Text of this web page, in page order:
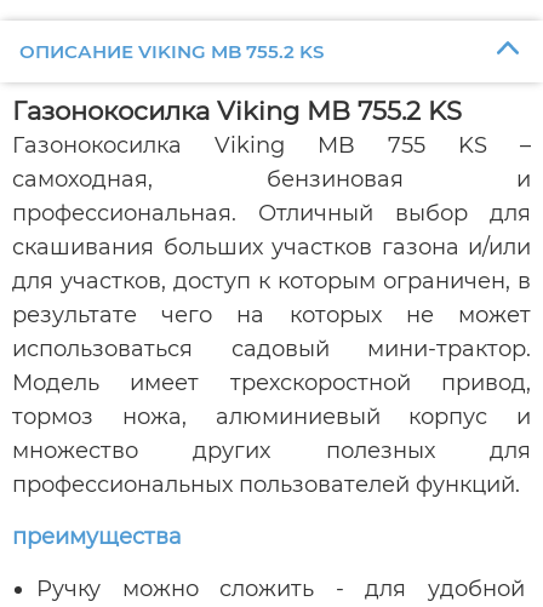
ОПИСАНИЕ VIKING MB 755.2 KS
Газонокосилка Viking MB 755.2 KS
Газонокосилка Viking MB 755 KS –
самоходная, бензиновая и
профессиональная. Отличный выбор для
скашивания больших участков газона и/или
для участков, доступ к которым ограничен, в
результате чего на которых не может
использоваться садовый мини-трактор.
Модель имеет трехскоростной привод,
тормоз ножа, алюминиевый корпус и
множество других полезных для
профессиональных пользователей функций.
преимущества
Ручку можно сложить - для удобной